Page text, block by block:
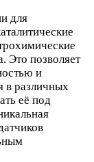
для
Это позволяет
и
в различных
её под